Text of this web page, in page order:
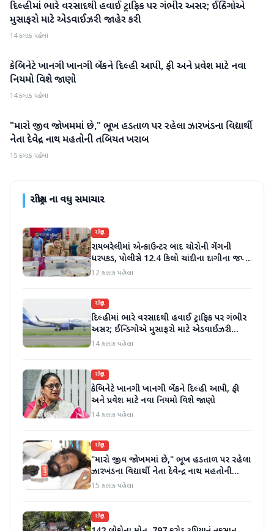
રાષ્ટ્રીય
દિલ્હીમાં ભારે વરસાદથી હવાઈ ટ્રાફિક પર ગંભીર અસર; ઈન્ડિગોએ
મુસાફરો માટે એડવાઈઝરી જાહેર કરી
14 કલાક પહેલા
રાષ્ટ્રીય
કેબિનેટે ખાનગી ખાનગી બેંકને દિલ્હી આપી, ફી અને પ્રવેશ માટે નવા
નિયમો વિશે જાણો
14 કલાક પહેલા
રાષ્ટ્રીય
"મારો જીવ જોખમમાં છે," ભૂખ હડતાળ પર રહેલા ઝારખંડના વિદ્યાર્થી
નેતા દેવેન્દ્ર નાથ મહતોની તબિયત ખરાબ
15 કલાક પહેલા
રાષ્ટ્રીયના વધુ સમાચાર
રાષ્ટ્રીય
રાયબરેલીમાં એન્કાઉન્ટર બાદ ચોરોની ગેંગની
ધરપકડ, પોલીસે 12.4 કિલો ચાંદીના દાગીના જપ્ત
કર્યા
12 કલાક પહેલા
રાષ્ટ્રીય
દિલ્હીમાં ભારે વરસાદથી હવાઈ ટ્રાફિક પર ગંભીર
અસર; ઈન્ડિગોએ મુસાફરો માટે એડવાઈઝરી
જાહેર કરી
14 કલાક પહેલા
રાષ્ટ્રીય
કેબિનેટે ખાનગી ખાનગી બેંકને દિલ્હી આપી, ફી
અને પ્રવેશ માટે નવા નિયમો વિશે જાણો
14 કલાક પહેલા
રાષ્ટ્રીય
"મારો જીવ જોખમમાં છે," ભૂખ હડતાળ પર રહેલા
ઝારખંડના વિદ્યાર્થી નેતા દેવેન્દ્ર નાથ મહતોની
તબિયત ખરાબ
15 કલાક પહેલા
રાષ્ટ્રીય